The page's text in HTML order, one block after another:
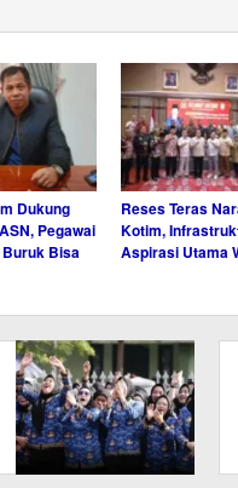
Dukung
Pegawai
Bisa
Reses Teras
Kotim,
Aspirasi Utama